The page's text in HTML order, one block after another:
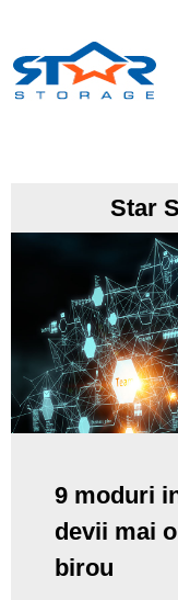
Star
9 moduri
devii mai
birou